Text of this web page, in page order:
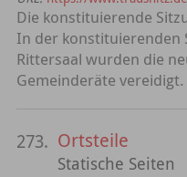
Die konstituierende
In der konstituierenden
Rittersaal wurden die
Gemeinderäte
273. Ortsteile
Statische Seiten